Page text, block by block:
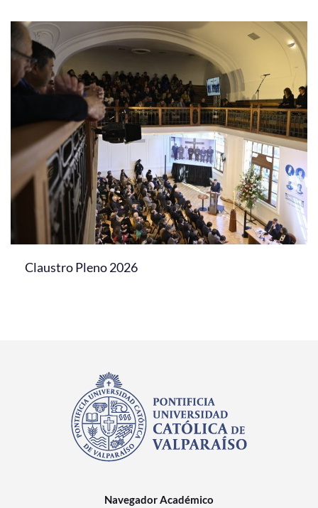
Claustro Pleno 2026
Navegador Académico